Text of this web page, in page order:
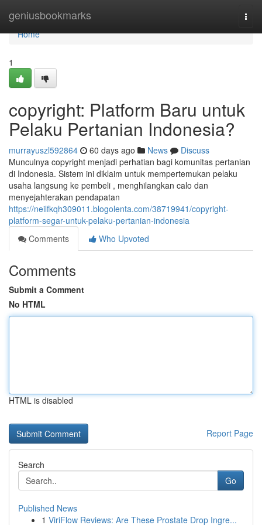
geniusbookmarks
Home
Home
1
copyright: Platform Baru untuk
Pelaku Pertanian Indonesia?
murrayuszl592864 60 days ago News
Discuss
Munculnya copyright menjadi perhatian bagi komunitas pertanian
di Indonesia. Sistem ini diklaim untuk mempertemukan pelaku
usaha langsung ke pembeli , menghilangkan calo dan
menyejahterakan pendapatan
https://neilfkqh309011.blogolenta.com/38719941/copyright-
platform-segar-untuk-pelaku-pertanian-indonesia
Comments
Who Upvoted
Comments
Submit a Comment
No HTML
HTML is disabled
Report Page
Search
Go
Published News
1 ViriFlow Reviews: Are These Prostate Drop Ingre...